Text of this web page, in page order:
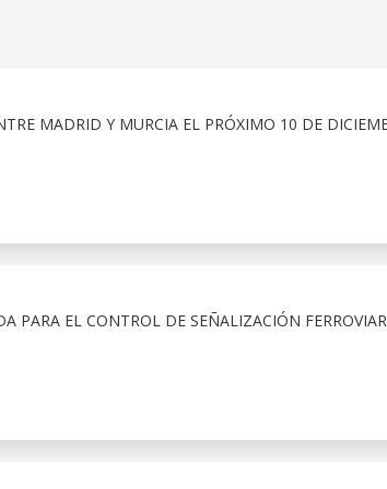
MADRID Y MURCIA EL PRÓXIMO 10 DE
PARA EL CONTROL DE SEÑALIZACIÓN